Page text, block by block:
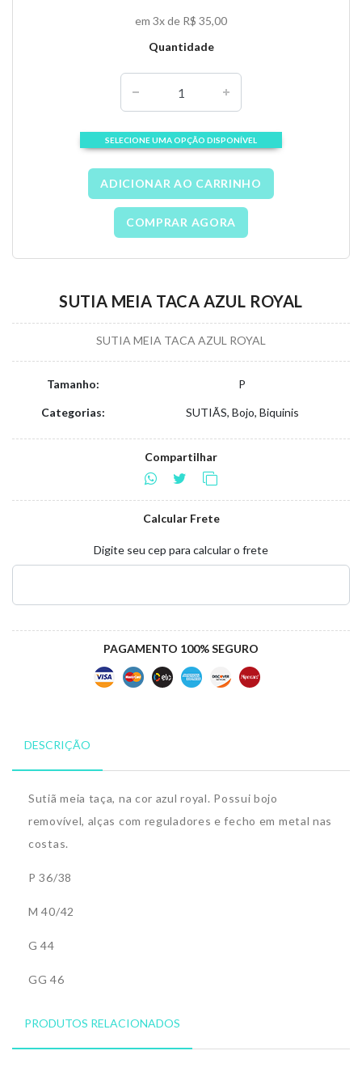
em 3x de R$ 35,00
Quantidade
SELECIONE UMA OPÇÃO DISPONÍVEL
ADICIONAR AO CARRINHO
COMPRAR AGORA
SUTIA MEIA TACA AZUL ROYAL
SUTIA MEIA TACA AZUL ROYAL
Tamanho: P
Categorias: SUTIÃS, Bojo, Biquinis
Compartilhar
Calcular Frete
Digite seu cep para calcular o frete
PAGAMENTO 100% SEGURO
DESCRIÇÃO
Sutiã meia taça, na cor azul royal. Possui bojo
removível, alças com reguladores e fecho em metal nas
costas.
P 36/38
M 40/42
G 44
GG 46
PRODUTOS RELACIONADOS